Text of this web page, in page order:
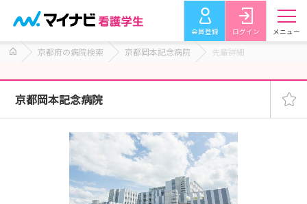
会員登録 ログイン メニュー
京都府の病院検索 京都岡本記念病院 先輩詳細
京都岡本記念病院